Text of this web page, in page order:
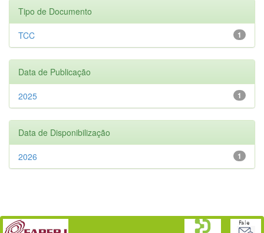
Tipo de Documento
1
TCC
Data de Publicação
1
2025
Data de Disponibilização
1
2026